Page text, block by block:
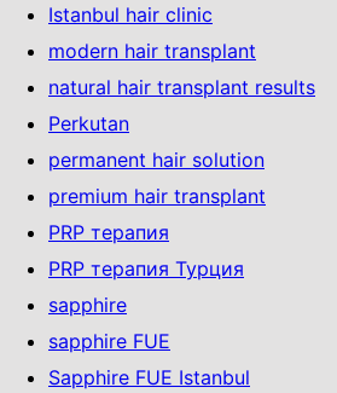
Istanbul hair clinic
modern hair transplant
natural hair transplant results
Perkutan
permanent hair solution
premium hair transplant
PRP терапия
PRP терапия Турция
sapphire
sapphire FUE
Sapphire FUE Istanbul